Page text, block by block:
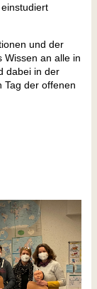
und der
Wissen an alle in
dabei in der
Tag der offenen